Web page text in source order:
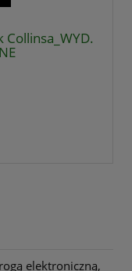
elektroniczną,